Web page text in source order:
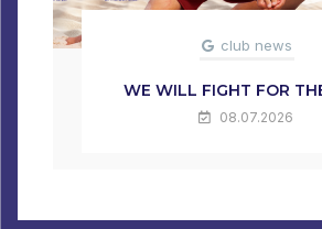
club news
WE WILL FIGHT FOR
08.07.2026